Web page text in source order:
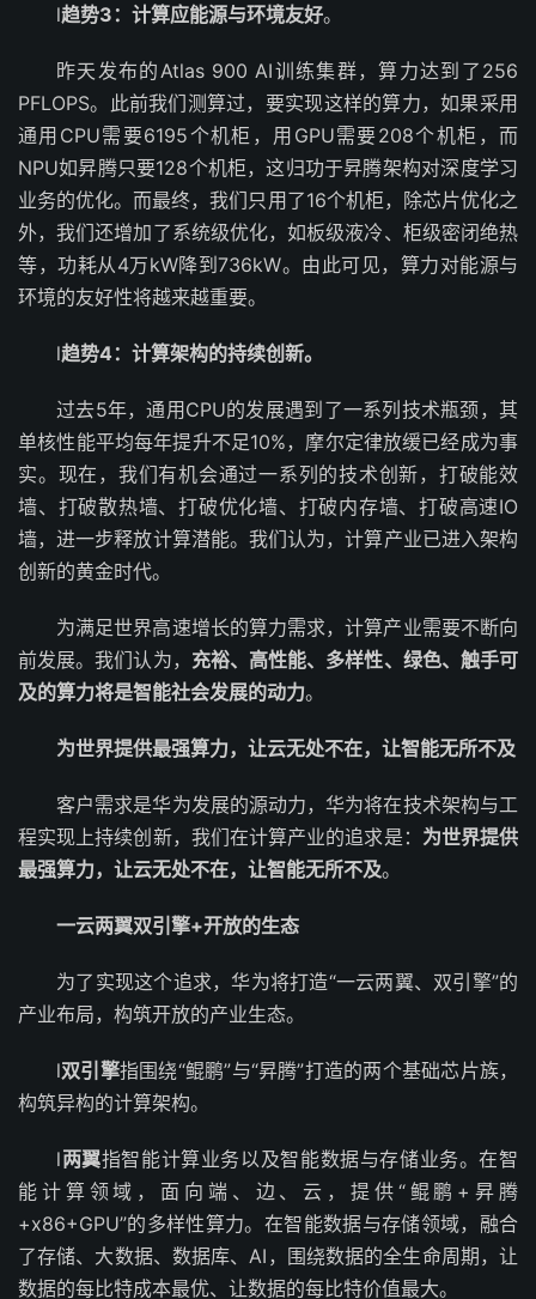
l趋势3：计算应能源与环境友好。
昨天发布的Atlas 900 AI训练集群，算力达到了256
PFLOPS。此前我们测算过，要实现这样的算力，如果采用
通用CPU需要6195个机柜，用GPU需要208个机柜，而
NPU如昇腾只要128个机柜，这归功于昇腾架构对深度学习
业务的优化。而最终，我们只用了16个机柜，除芯片优化之
外，我们还增加了系统级优化，如板级液冷、柜级密闭绝热
等，功耗从4万kW降到736kW。由此可见，算力对能源与
环境的友好性将越来越重要。
l趋势4：计算架构的持续创新。
过去5年，通用CPU的发展遇到了一系列技术瓶颈，其
单核性能平均每年提升不足10%，摩尔定律放缓已经成为事
实。现在，我们有机会通过一系列的技术创新，打破能效
墙、打破散热墙、打破优化墙、打破内存墙、打破高速IO
墙，进一步释放计算潜能。我们认为，计算产业已进入架构
创新的黄金时代。
为满足世界高速增长的算力需求，计算产业需要不断向
前发展。我们认为， 充裕、高性能、多样性、绿色、触手可
及的算力将是智能社会发展的动力。
为世界提供最强算力，让云无处不在，让智能无所不及
客户需求是华为发展的源动力，华为将在技术架构与工
程实现上持续创新，我们在计算产业的追求是： 为世界提供
最强算力，让云无处不在，让智能无所不及。
一云两翼双引擎+开放的生态
为了实现这个追求，华为将打造“一云两翼、双引擎”的
产业布局，构筑开放的产业生态。
l双引擎指围绕“鲲鹏”与“昇腾”打造的两个基础芯片族，
构筑异构的计算架构。
l两翼指智能计算业务以及智能数据与存储业务。在智
能计算领域，面向端、边、云，提供“鲲鹏+昇腾
+x86+GPU”的多样性算力。在智能数据与存储领域，融合
了存储、大数据、数据库、AI，围绕数据的全生命周期，让
数据的每比特成本最优、让数据的每比特价值最大。